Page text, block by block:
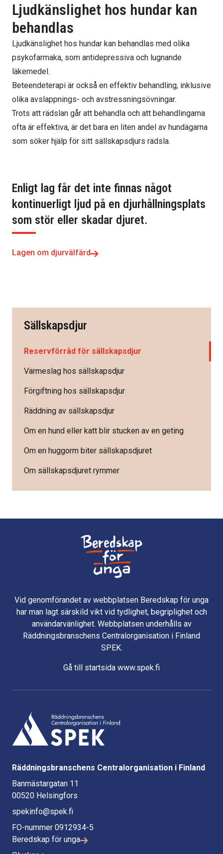
Ljudkänslighet hos hundar kan
behandlas
Ljudkänslighet hos hundar kan behandlas med olika
psykofarmaka, som antidepressiva och lugnande
läkemedel.
Beteendeterapi är också en effektiv behandling, inklusive
olika avslappnings- och avstressningsövningar.
Trots att rädslan går att behandla och att behandlingarna
ofta är effektiva, är det bara en liten andel av hundägarna
som söker hjälp för sitt sällskapsdjurs rädsla.
Enligt lag får det inte finnas något
kontinuerligt ljud på en djurhållningsplats
som stör eller skadar djuret.
Lagen om djurvälfärd
Sällskapsdjur
Reservförråd för sällskapsdjur
Värmeslag hos sällskapsdjur
Förgiftning hos sällskapsdjur
Räddning av sällskapsdjur
Om en hund eller katt blir stucken av en geting
Om en huggorm biter sällskapsdjuret
Om sällskapsdjuret rymmer
Vid genomförandet av webbplatsen Beredskap för unga
har man lagt särskild vikt vid tydlighet, begriplighet och
användarvänlighet. Webbplatsen underhålls av
Räddningsbranschens Centralorganisation i Finland
SPEK.
Gå till startsida www.spek.fi
Räddningsbranschens Centralorganisation i Finland
Banmästargatan 11
00520 Helsingfors
spekinfo@spek.fi
FO-nummer 0912934-5
Beredskap för unga